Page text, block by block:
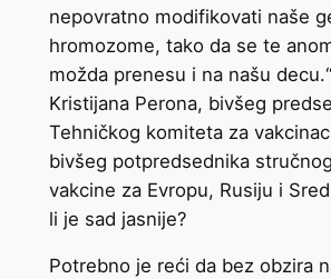
nepovratno modifikovati naše
hromozome, tako da se te
možda prenesu i na našu
Kristijana Perona, bivšeg
Tehničkog komiteta za
bivšeg potpredsednika
vakcine za Evropu, Rusiju i
li je sad jasnije?
Potrebno je reći da bez obzira